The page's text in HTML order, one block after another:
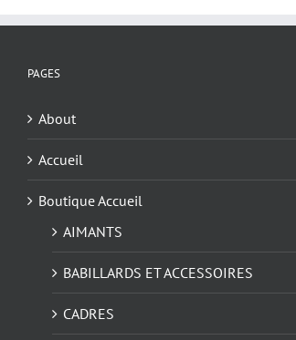
PAGES
About
Accueil
Boutique Accueil
AIMANTS
BABILLARDS ET ACCESSOIRES
CADRES